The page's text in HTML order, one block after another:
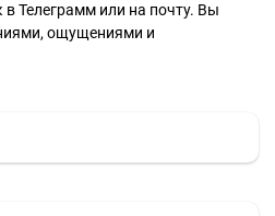
Телеграмм или на почту. Вы
ощущениями и